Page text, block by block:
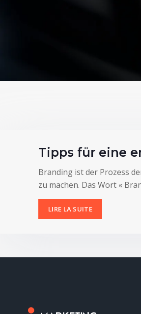
Tipps für eine
Branding ist der Prozess
zu machen. Das Wort «
LIRE LA SUITE